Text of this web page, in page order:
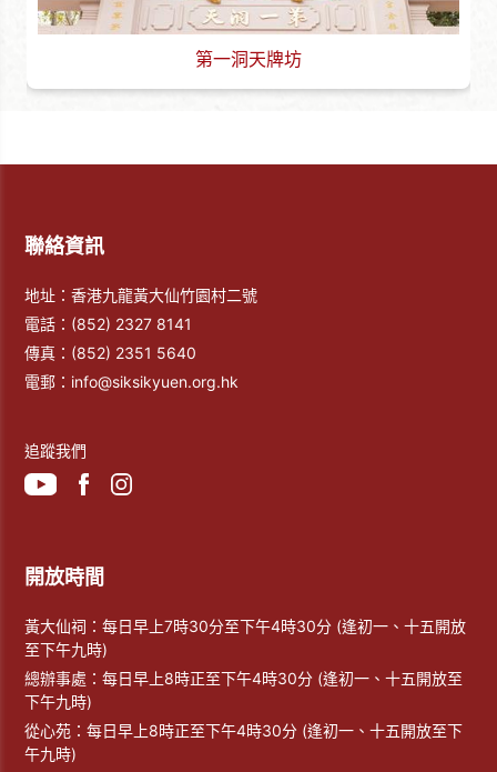
第一洞天牌坊
聯絡資訊
地址：香港九龍黃大仙竹園村二號
電話： (852) 2327 8141
傳真： (852) 2351 5640
電郵： info@siksikyuen.org.hk
追蹤我們
開放時間
黃大仙祠：每日早上7時30分至下午4時30分 (逢初一、十五開放
至下午九時)
總辦事處：每日早上8時正至下午4時30分 (逢初一、十五開放至
下午九時)
從心苑：每日早上8時正至下午4時30分 (逢初一、十五開放至下
午九時)